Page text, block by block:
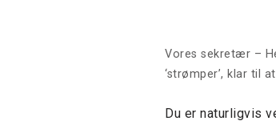
Vores sekretær –
‘strømper’, klar til
Du er naturligvis